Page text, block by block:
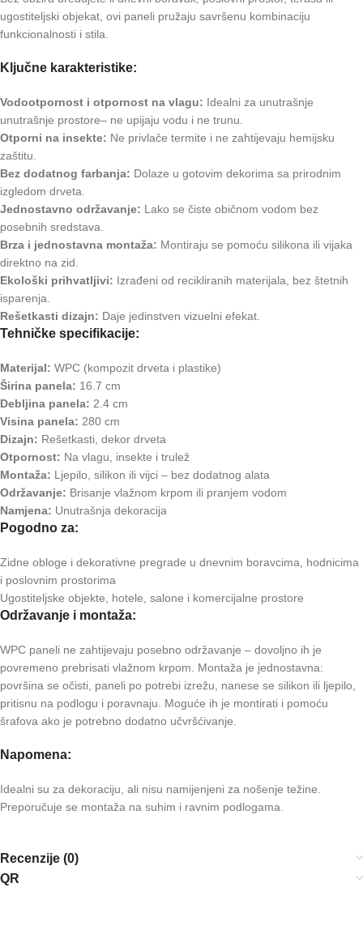
ugostiteljski objekat, ovi paneli pružaju savršenu kombinaciju
funkcionalnosti i stila.
Ključne karakteristike:
Vodootpornost i otpornost na vlagu: Idealni za unutrašnje
unutrašnje prostore– ne upijaju vodu i ne trunu.
Otporni na insekte: Ne privlače termite i ne zahtijevaju hemijsku
zaštitu.
Bez dodatnog farbanja: Dolaze u gotovim dekorima sa prirodnim
izgledom drveta.
Jednostavno održavanje: Lako se čiste običnom vodom bez
posebnih sredstava.
Brza i jednostavna montaža: Montiraju se pomoću silikona ili vijaka
direktno na zid.
Ekološki prihvatljivi: Izrađeni od recikliranih materijala, bez štetnih
isparenja.
Rešetkasti dizajn: Daje jedinstven vizuelni efekat.
Tehničke specifikacije:
Materijal: WPC (kompozit drveta i plastike)
Širina panela: 16.7 cm
Debljina panela: 2.4 cm
Visina panela: 280 cm
Dizajn: Rešetkasti, dekor drveta
Otpornost: Na vlagu, insekte i trulež
Montaža: Ljepilo, silikon ili vijci – bez dodatnog alata
Održavanje: Brisanje vlažnom krpom ili pranjem vodom
Namjena: Unutrašnja dekoracija
Pogodno za:
Zidne obloge i dekorativne pregrade u dnevnim boravcima, hodnicima
i poslovnim prostorima
Ugostiteljske objekte, hotele, salone i komercijalne prostore
Održavanje i montaža:
WPC paneli ne zahtijevaju posebno održavanje – dovoljno ih je
povremeno prebrisati vlažnom krpom. Montaža je jednostavna:
površina se očisti, paneli po potrebi izrežu, nanese se silikon ili ljepilo,
pritisnu na podlogu i poravnaju. Moguće ih je montirati i pomoću
šrafova ako je potrebno dodatno učvršćivanje.
Napomena:
Idealni su za dekoraciju, ali nisu namijenjeni za nošenje težine.
Preporučuje se montaža na suhim i ravnim podlogama.
Recenzije (0)
QR